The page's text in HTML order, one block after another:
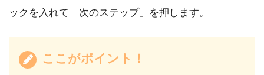
ックを入れて「次のステップ」を押します。
ここがポイント！